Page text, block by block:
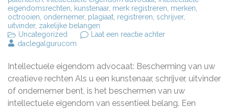
eigendomsrechten
kunstenaar, merk registreren merken
octrooien ondernemer, plagiaat registreren schrijver,
uitvinder, zakelijke belangen
Uncategorized
Laat een reactie achterop
rechten
met
ervaren
intellectuele
daclegalgurucom
Intellectuele eigendom advocaat: Bescherming van uw
creatieve rechten Als u een kunstenaar, schrijver, uitvinder
of ondernemer bent, is het beschermen van uw
intellectuele eigendom van essentieel belang. Een